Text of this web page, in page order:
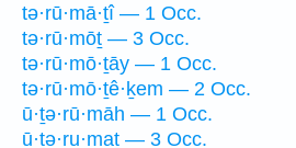
tə·rū·mā·ṯî — 1 Occ.
tə·rū·mōṯ — 3 Occ.
tə·rū·mō·ṯāy — 1 Occ.
tə·rū·mō·ṯê·ḵem — 2 Occ.
ū·ṯə·rū·māh — 1 Occ.
ū·ṯə·ru·maṯ — 3 Occ.